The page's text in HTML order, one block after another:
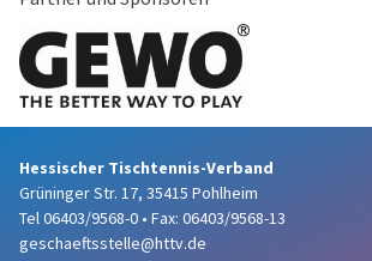
Hessischer Tischtennis-Verband
Grüninger Str. 17, 35415 Pohlheim
Tel 06403/9568-0 • Fax: 06403/9568-13
geschaeftsstelle@httv.de